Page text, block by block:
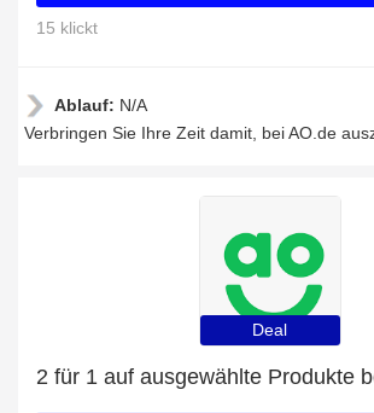
15 klickt
Ablauf: N/A
Verbringen Sie Ihre Zeit damit, bei AO.de
Deal
2 für 1 auf ausgewählte Produkte